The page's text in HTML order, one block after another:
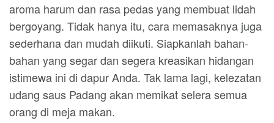
aroma harum dan rasa pedas yang membuat lidah
bergoyang. Tidak hanya itu, cara memasaknya juga
sederhana dan mudah diikuti. Siapkanlah bahan-
bahan yang segar dan segera kreasikan hidangan
istimewa ini di dapur Anda. Tak lama lagi, kelezatan
udang saus Padang akan memikat selera semua
orang di meja makan.